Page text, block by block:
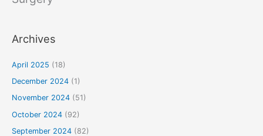
Archives
April 2025 (18)
December 2024(1)
November 2024(51)
October 2024(92)
September 2024(82)